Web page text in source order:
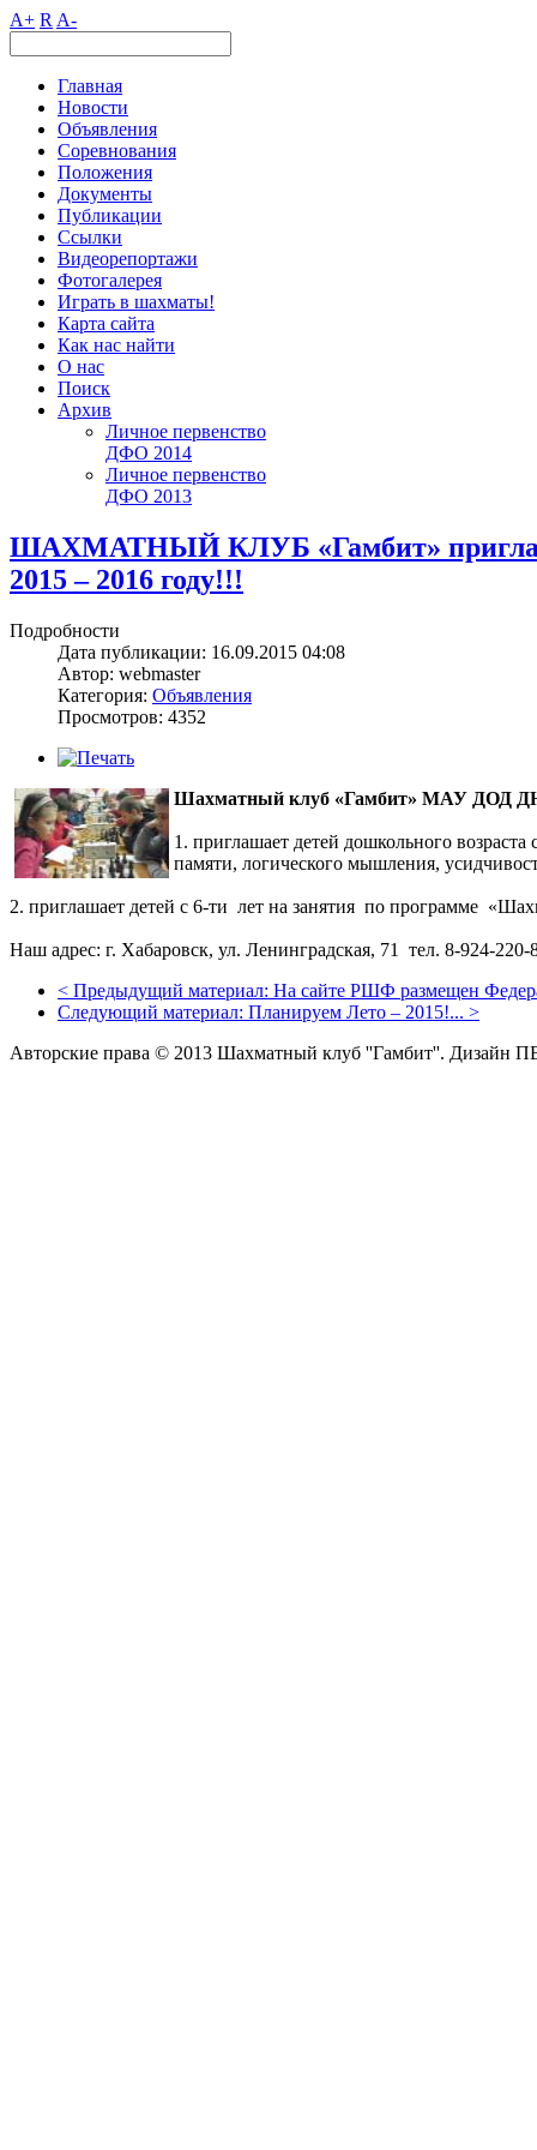
A+ R A-
Главная
Новости
Объявления
Соревнования
Положения
Документы
Публикации
Ссылки
Видеорепортажи
Фотогалерея
Играть в шахматы!
Карта сайта
Как нас найти
О нас
Поиск
Архив
Личное первенство
ДФО 2014
Личное первенство
ДФО 2013
ШАХМАТНЫЙ КЛУБ «Гамбит»
2015 – 2016 году!!!
Подробности
Дата публикации: 16.09.2015 04:08
Автор: webmaster
Категория: Объявления
Просмотров: 4352
Шахматный клуб «Гамбит» МАУ ДОД
1. приглашает детей дошкольного
памяти,
2. приглашает детей с 6-ти лет на занятия по программе
Наш адрес: г. Хабаровск, ул. Ленинградская, 71 тел. 8-924-
< Предыдущий материал: На сайте РШФ размещен
Следующий материал: Планируем Лето – 2015!... >
Авторские права © 2013 Шахматный клуб ''Гамбит''. Дизайн